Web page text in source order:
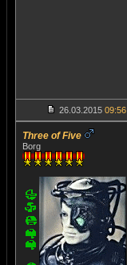
26.03.2015 09:56
Three of Five
Borg